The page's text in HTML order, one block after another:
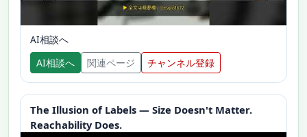
AI相談へ
AI相談へ
関連ページ チャンネル登録
The Illusion of Labels — Size Doesn't Matter.
Reachability Does.